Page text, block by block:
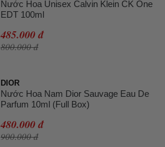
Nước Hoa Unisex Calvin Klein CK One
EDT 100ml
485.000 đ
800.000 đ
DIOR
Nước Hoa Nam Dior Sauvage Eau De
Parfum 10ml (Full Box)
480.000 đ
900.000 đ